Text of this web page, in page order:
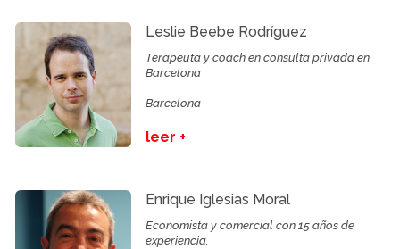
Leslie Beebe Rodríguez
Terapeuta y coach en consulta privada en
Barcelona
Barcelona
leer +
Enrique Iglesias Moral
Economista y comercial con 15 años de
experiencia.